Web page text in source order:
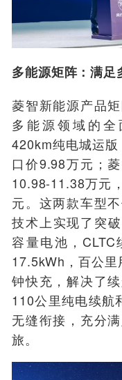
多能源矩阵：满足
菱智新能源产品
多能源领域的
420km纯电城运
口价9.98万元；
10.98-11.38万元
元。这两款车型
技术上实现了突
容量电池，
17.5kWh，百公
钟快充，解决了
110公里纯电续航
无缝衔接，充分
旅。